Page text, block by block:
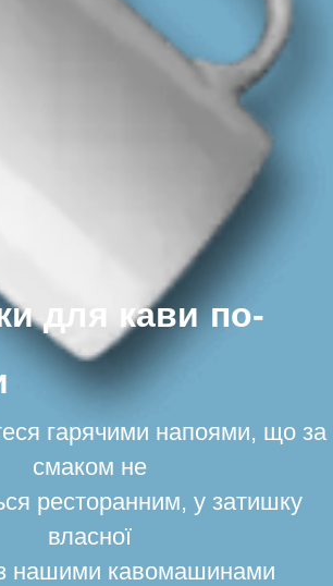
для кави по-
гарячими напоями, що за
смаком не
ресторанним, у затишку
власної
нашими кавомашинами